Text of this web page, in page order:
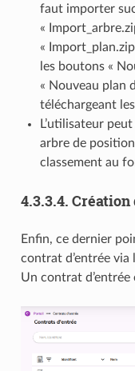
faut importer
«
«
les boutons «
« Nouveau plan
téléchargeant
L’utilisateur
arbre de
classement au
4.3.3.4. Création
Enfin, ce dernier
contrat d’entrée via
Un contrat